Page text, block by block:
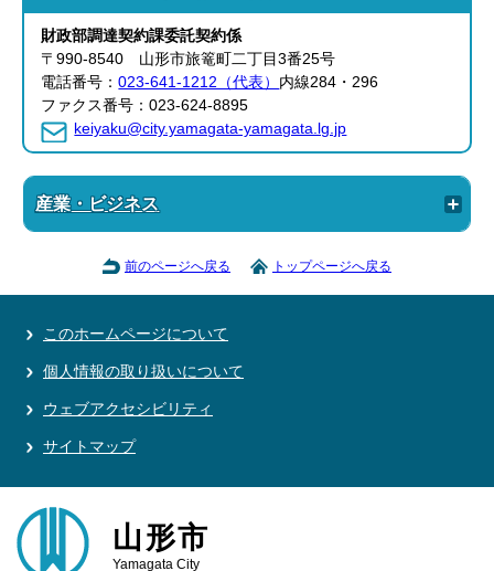
財政部調達契約課委託契約係
〒990-8540 山形市旅篭町二丁目3番25号
電話番号：023-641-1212（代表） 内線284・296
ファクス番号：023-624-8895
keiyaku@city.yamagata-yamagata.lg.jp
産業・ビジネス
前のページへ戻る トップページへ戻る
このホームページについて
個人情報の取り扱いについて
ウェブアクセシビリティ
サイトマップ
山形市
Yamagata City